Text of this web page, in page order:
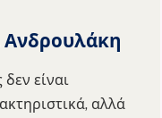
Ανδρουλάκη
είναι
αλλά